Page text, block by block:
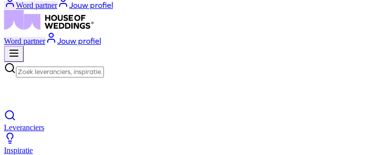
Word partner Jouw profiel
Word partner Jouw profiel
Zoek leveranciers, inspiratie...
Leveranciers
Inspiratie